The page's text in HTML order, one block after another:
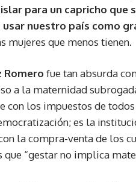
para un capricho que
nuestro país como
mujeres que menos tienen.
Romero fue tan absurda
a la maternidad
con los impuestos de
es la
la compra-venta de los
“gestar no implica